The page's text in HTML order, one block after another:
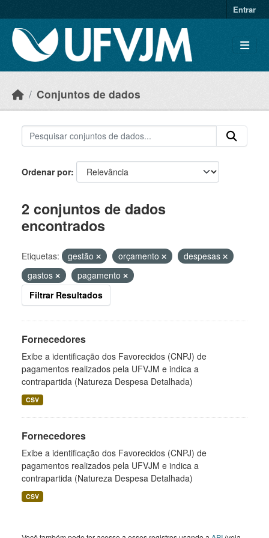
Entrar
Conjuntos de dados
Ordenar por
2 conjuntos de dados
encontrados
Etiquetas: gestão orçamento
despesas
gastos
pagamento
Filtrar Resultados
Fornecedores
Exibe a identificação dos Favorecidos (CNPJ) de
pagamentos realizados pela UFVJM e indica a
contrapartida (Natureza Despesa Detalhada)
CSV
Fornecedores
Exibe a identificação dos Favorecidos (CNPJ) de
pagamentos realizados pela UFVJM e indica a
contrapartida (Natureza Despesa Detalhada)
CSV